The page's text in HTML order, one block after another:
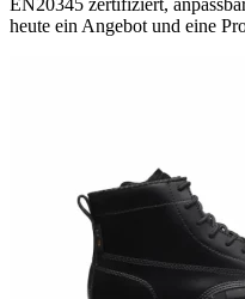
EN20345 zertifiziert,
heute ein Angebot und eine